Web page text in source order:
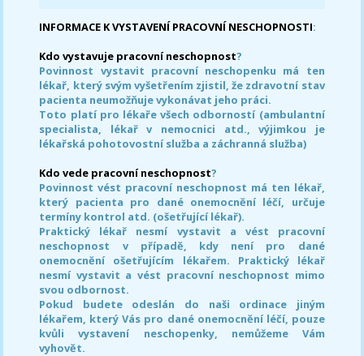
INFORMACE K VYSTAVENÍ PRACOVNÍ NESCHOPNOSTI:
Kdo vystavuje pracovní neschopnost?
Povinnost vystavit pracovní neschopenku má ten
lékař, který svým vyšetřením zjistil, že zdravotní stav
pacienta neumožňuje vykonávat jeho práci.
Toto platí pro lékaře všech odborností (ambulantní
specialista, lékař v nemocnici atd., výjimkou je
lékařská pohotovostní služba a záchranná služba)
Kdo vede pracovní neschopnost?
Povinnost vést pracovní neschopnost má ten lékař,
který pacienta pro dané onemocnění léčí, určuje
termíny kontrol atd. (ošetřující lékař).
Praktický lékař nesmí vystavit a vést pracovní
neschopnost v případě, kdy není pro dané
onemocnění ošetřujícím lékařem. Praktický lékař
nesmí vystavit a vést pracovní neschopnost mimo
svou odbornost.
Pokud budete odeslán do naši ordinace jiným
lékařem, který Vás pro dané onemocnění léčí, pouze
kvůli vystavení neschopenky, nemůžeme Vám
vyhovět.